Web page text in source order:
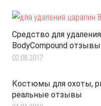
Средство для
BodyCompound отзывы
02.08.2017
Костюмы для охоты,
реальные отзывы